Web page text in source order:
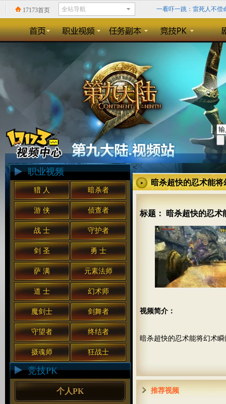
17173首页 一看吓一跳：雷死人不偿
回忆录:小学时山寨小霸
精确到0.1毫秒？《天神
《暗黑3》格里德的领域
职业视频
猎 人 暗杀者
游 侠 侦查者
战 士 守护者
剑 圣 勇 士
萨 满 元素法师
道 士 幻术师
魔剑士 剑舞者
守望者 终结者
摄魂师 狂战士
竞技PK
个人PK
<
暗杀超快的忍术能
标题： 暗杀超快的忍术
视频简介：
暗杀超快的忍术能将幻术
推荐视频